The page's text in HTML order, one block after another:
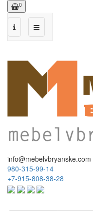
0
info@mebelvbryanske.com
980-315-99-14
+7-915-808-38-28